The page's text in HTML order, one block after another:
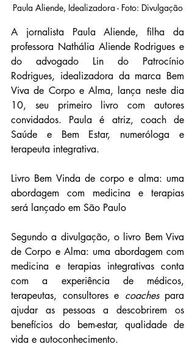
Paula Aliende, Idealizadora - Foto: Divulgação
A jornalista Paula Aliende, filha da
professora Nathália Aliende Rodrigues e
do advogado Lin do Patrocínio
Rodrigues, idealizadora da marca Bem
Viva de Corpo e Alma, lança neste dia
10, seu primeiro livro com autores
convidados. Paula é atriz, coach de
Saúde e Bem Estar, numeróloga e
terapeuta integrativa.
Livro Bem Vinda de corpo e alma: uma
abordagem com medicina e terapias
será lançado em São Paulo
Segundo a divulgação, o livro Bem Viva
de Corpo e Alma: uma abordagem com
medicina e terapias integrativas conta
com a experiência de médicos,
terapeutas, consultores e coaches para
ajudar as pessoas a descobrirem os
benefícios do bem-estar, qualidade de
vida e autoconhecimento.